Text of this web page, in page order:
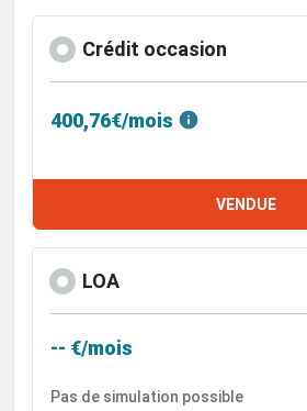
Crédit occasion
400,76€/mois
VENDUE
LOA
-- €/mois
Pas de simulation possible